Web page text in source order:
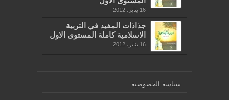
16 يناير، 2012
جذاذات المفيد في التربية
الاسلامية كاملة المستوى الاول
16 يناير، 2012
سياسة الخصوصية